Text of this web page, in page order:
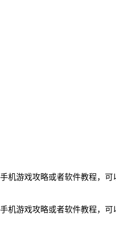
机游戏攻略或者软件教程，
游戏攻略或者软件教程，